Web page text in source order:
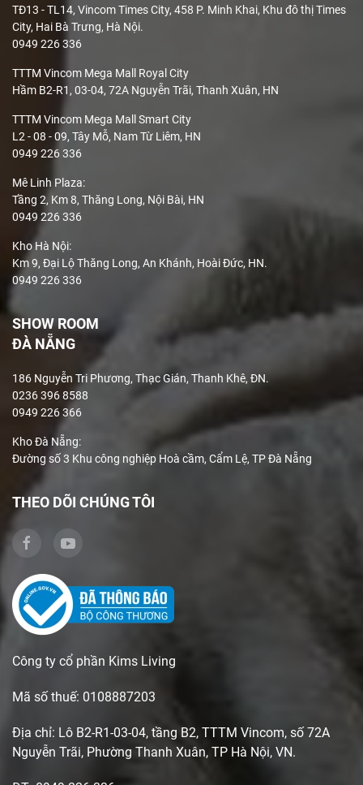
TĐ13 - TL14, Vincom Times City, 458 P. Minh Khai, Khu đô thị Times
City, Hai Bà Trưng, Hà Nội.
0949 226 336
TTTM Vincom Mega Mall Royal City
Hầm B2-R1, 03-04, 72A Nguyễn Trãi, Thanh Xuân, HN
TTTM Vincom Mega Mall Smart City
L2 - 08 - 09, Tây Mỗ, Nam Từ Liêm, HN
0949 226 336
Mê Linh Plaza:
Tầng 2, Km 8, Thăng Long, Nội Bài, HN
0949 226 336
Kho Hà Nội:
Km 9, Đại Lộ Thăng Long, An Khánh, Hoài Đức, HN.
0949 226 336
SHOW ROOM
ĐÀ NẴNG
186 Nguyễn Tri Phương, Thạc Gián, Thanh Khê, ĐN.
0236 396 8588
0949 226 366
Kho Đà Nẵng:
Đường số 3 Khu công nghiệp Hoà cầm, Cẩm Lệ, TP Đà Nẵng
THEO DÕI CHÚNG TÔI
Công ty cổ phần Kims Living
Mã số thuế: 0108887203
Địa chỉ: Lô B2-R1-03-04, tầng B2, TTTM Vincom, số 72A
Nguyễn Trãi, Phường Thanh Xuân, TP Hà Nội, VN.